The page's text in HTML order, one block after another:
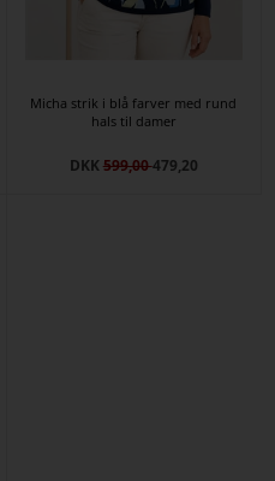
Micha strik i blå farver med rund
hals til damer
DKK599,00479,20